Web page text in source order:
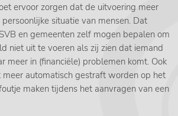
ervoor zorgen dat de uitvoering meer
situatie van mensen. Dat
en gemeenten zelf mogen bepalen om
niet uit te voeren als zij zien dat iemand
meer in (financiële) problemen komt. Ook
meer automatisch gestraft worden op het
maken tijdens het aanvragen van een